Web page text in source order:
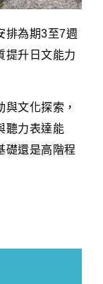
排為期3至7週
提升日文能力
文化探索，
聽力表達能
礎還是高階程